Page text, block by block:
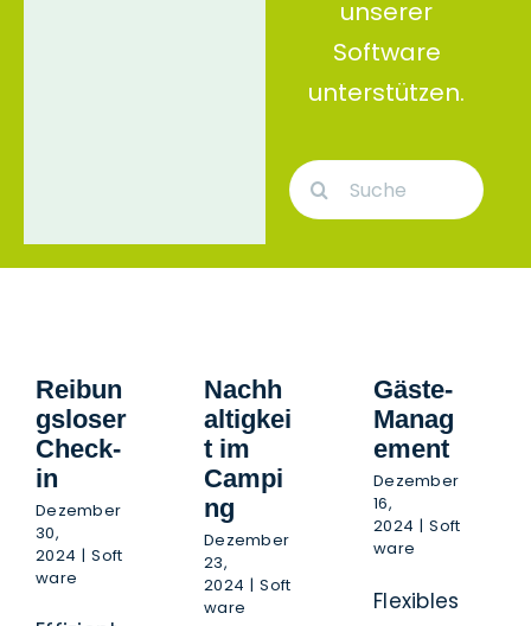
unserer
Software
unterstützen.
Suche
nach:
Reibun
gsloser
Check-
in
Dezember
30,
2024 | Soft
ware
Nachh
altigkei
t im
Campi
ng
Dezember
23,
2024 | Soft
ware
Gäste-
Manag
ement
Dezember
16,
2024 | Soft
ware
Flexibles